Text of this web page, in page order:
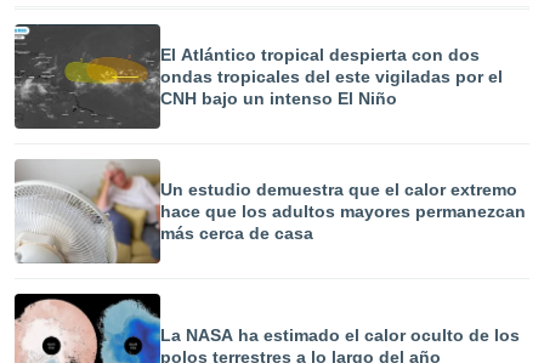
El Atlántico tropical despierta con dos
ondas tropicales del este vigiladas por el
CNH bajo un intenso El Niño
Un estudio demuestra que el calor extremo
hace que los adultos mayores permanezcan
más cerca de casa
La NASA ha estimado el calor oculto de los
polos terrestres a lo largo del año